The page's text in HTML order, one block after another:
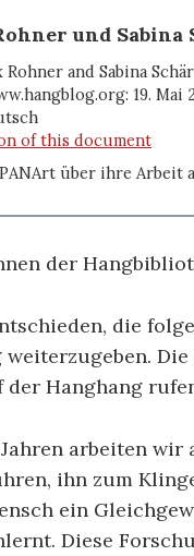
und Sabina
and Sabina
19. Mai
of this document
über ihre Arbeit
der
die
der Hanghang
arbeiten wir
ihn zum
ein
Diese